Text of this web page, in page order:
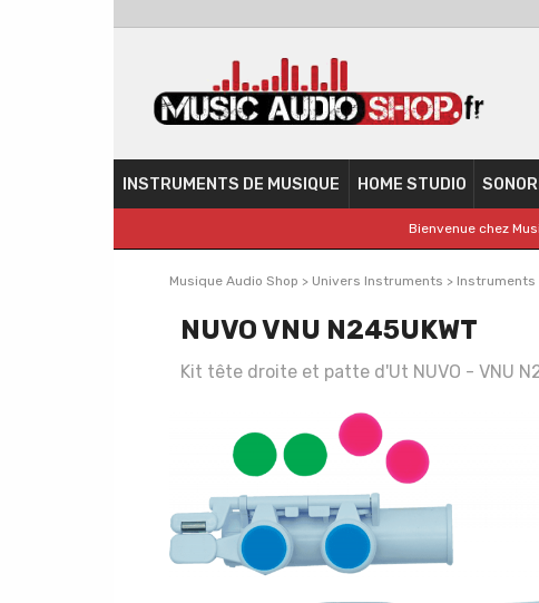
INSTRUMENTS DE MUSIQUE HOME STUDIO
Bienvenue chez
Musique Audio Shop > Univers Instruments > Instruments
NUVO VNU N245UKWT
Kit tête droite et patte d'Ut NUVO - VNU